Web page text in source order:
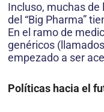
Incluso, muchas
del “Big Pharma”
En el ramo de
genéricos
empezado a ser
Políticas hacia el